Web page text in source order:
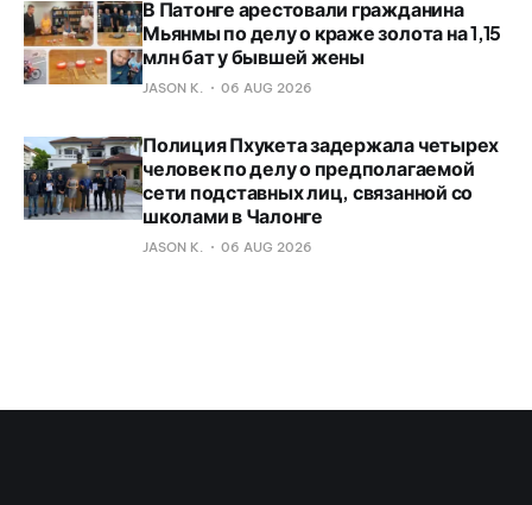
В Патонге арестовали гражданина
Мьянмы по делу о краже золота на 1,15
млн бат у бывшей жены
JASON K. 06 AUG 2026
Полиция Пхукета задержала четырех
человек по делу о предполагаемой
сети подставных лиц, связанной со
школами в Чалонге
JASON K. 06 AUG 2026